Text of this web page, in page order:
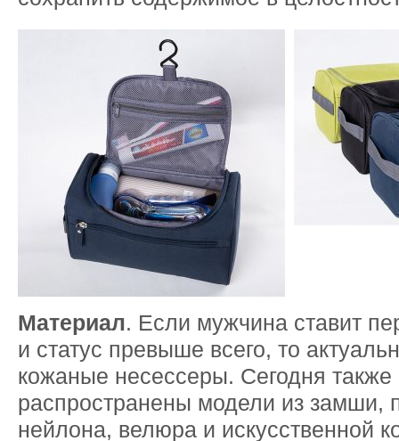
Материал. Если мужчина ставит
и статус превыше всего, то
кожаные несессеры. Сегодня
распространены модели из замши,
нейлона, велюра и искусственной